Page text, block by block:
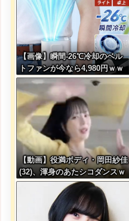
【画像】瞬間-26℃冷却のベル
トファンが今なら4,980円ｗｗ
ｗｗｗｗ
【動画】役満ボディ・岡田紗佳
(32)、渾身のあたシコダンスｗ
ｗｗｗｗｗ